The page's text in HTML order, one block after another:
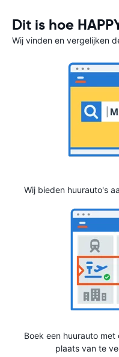
Dit is hoe
Wij vinden en vergelijken
Wij bieden huurauto's
Boek een huurauto met
plaats van te